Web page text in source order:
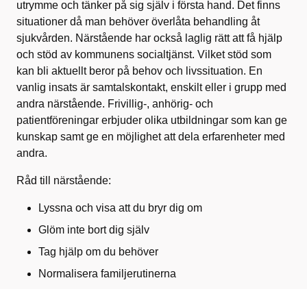
utrymme och tänker på sig själv i första hand. Det finns
situationer då man behöver överlåta behandling åt
sjukvården. Närstående har också laglig rätt att få hjälp
och stöd av kommunens socialtjänst. Vilket stöd som
kan bli aktuellt beror på behov och livssituation. En
vanlig insats är samtalskontakt, enskilt eller i grupp med
andra närstående. Frivillig-, anhörig- och
patientföreningar erbjuder olika utbildningar som kan ge
kunskap samt ge en möjlighet att dela erfarenheter med
andra.
Råd till närstående:
Lyssna och visa att du bryr dig om
Glöm inte bort dig själv
Tag hjälp om du behöver
Normalisera familjerutinerna